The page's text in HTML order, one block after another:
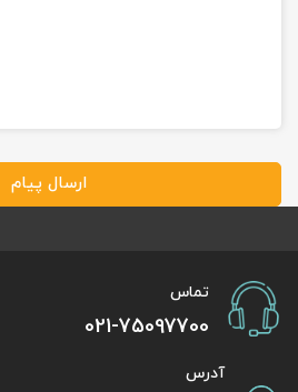
ارسال پیام
تماس
021-75097700
آدرس